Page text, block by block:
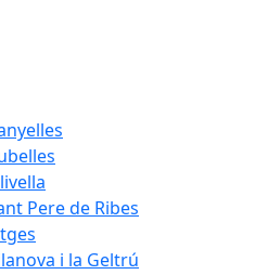
Pere de Ribes
i la Geltrú